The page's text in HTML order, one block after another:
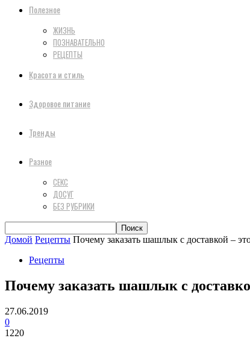
Полезное
ЖИЗНЬ
ПОЗНАВАТЕЛЬНО
РЕЦЕПТЫ
Красота и стиль
Здоровое питание
Тренды
Разное
СЕКС
ДОСУГ
БЕЗ РУБРИКИ
Домой Рецепты Почему заказать шашлык с доставкой –
Рецепты
Почему заказать шашлык с
27.06.2019
0
1220